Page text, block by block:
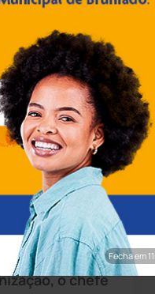
da
de
o chefe
Fecha em